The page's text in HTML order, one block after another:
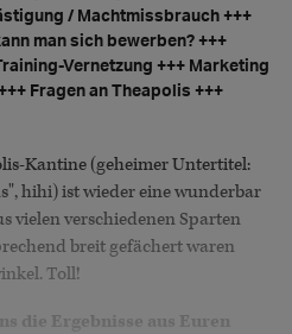
/ Machtmissbrauch +++
man sich bewerben? +++
Vernetzung +++ Marketing
Fragen an Theapolis +++
Kantine (geheimer Untertitel:
hihi) ist wieder eine wunderbar
vielen verschiedenen Sparten
breit gefächert waren
Toll!
die Ergebnisse aus Euren